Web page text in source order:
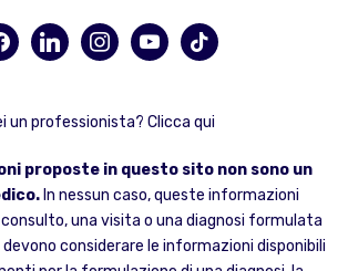
linkedininstagramyoutubetiktok
un professionista? Clicca qui
proposte in questo sito non sono un
In nessun caso, queste informazioni
una visita o una diagnosi formulata
devono considerare le informazioni disponibili